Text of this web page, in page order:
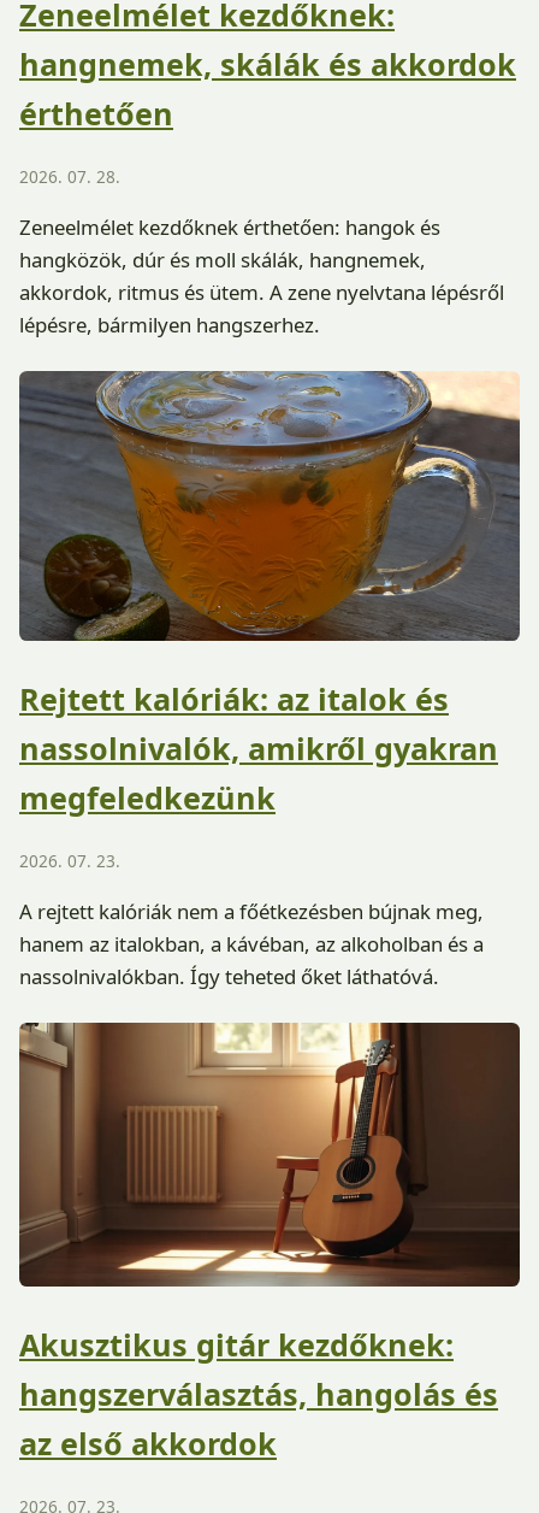
Zeneelmélet kezdőknek:
hangnemek, skálák és akkordok
érthetően
2026. 07. 28.
Zeneelmélet kezdőknek érthetően: hangok és
hangközök, dúr és moll skálák, hangnemek,
akkordok, ritmus és ütem. A zene nyelvtana lépésről
lépésre, bármilyen hangszerhez.
Rejtett kalóriák: az italok és
nassolnivalók, amikről gyakran
megfeledkezünk
2026. 07. 23.
A rejtett kalóriák nem a főétkezésben bújnak meg,
hanem az italokban, a kávéban, az alkoholban és a
nassolnivalókban. Így teheted őket láthatóvá.
Akusztikus gitár kezdőknek:
hangszerválasztás, hangolás és
az első akkordok
2026. 07. 23.